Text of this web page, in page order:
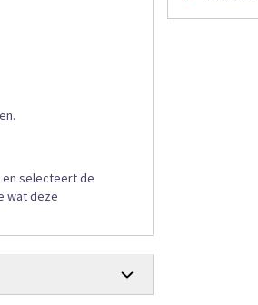
selecteert de
wat deze